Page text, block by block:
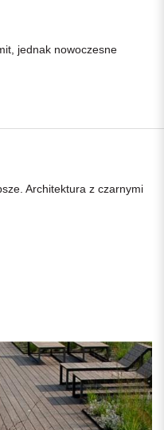
jednak nowoczesne
Architektura z czarnymi